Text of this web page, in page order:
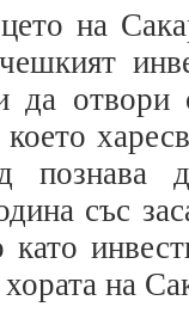
на
да отвори
със
на